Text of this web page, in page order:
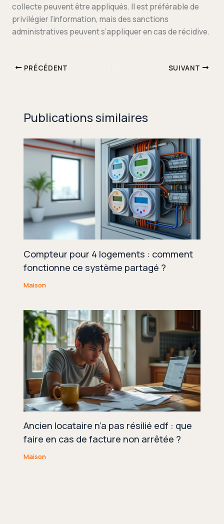
collecte peuvent être appliqués. Il est préférable de
privilégier l’information, mais des sanctions
administratives peuvent s’appliquer en cas de récidive.
PRÉCÉDENT SUIVANT
Publications similaires
Compteur pour 4 logements : comment
fonctionne ce système partagé ?
Maison
Ancien locataire n’a pas résilié edf : que
faire en cas de facture non arrêtée ?
Maison